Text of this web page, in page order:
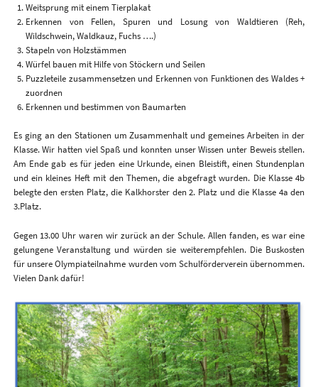
Weitsprung mit einem Tierplakat
Erkennen von Fellen, Spuren und Losung von Waldtieren (Reh,
Wildschwein, Waldkauz, Fuchs ….)
Stapeln von Holzstämmen
Würfel bauen mit Hilfe von Stöckern und Seilen
Puzzleteile zusammensetzen und Erkennen von Funktionen des Waldes +
zuordnen
Erkennen und bestimmen von Baumarten
Es ging an den Stationen um Zusammenhalt und gemeines Arbeiten in der
Klasse. Wir hatten viel Spaß und konnten unser Wissen unter Beweis stellen.
Am Ende gab es für jeden eine Urkunde, einen Bleistift, einen Stundenplan
und ein kleines Heft mit den Themen, die abgefragt wurden. Die Klasse 4b
belegte den ersten Platz, die Kalkhorster den 2. Platz und die Klasse 4a den
3.Platz.
Gegen 13.00 Uhr waren wir zurück an der Schule. Allen fanden, es war eine
gelungene Veranstaltung und würden sie weiterempfehlen. Die Buskosten
für unsere Olympiateilnahme wurden vom Schulförderverein übernommen.
Vielen Dank dafür!